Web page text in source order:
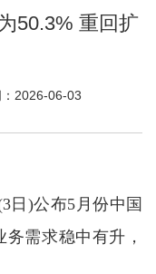
50.3% 重回扩
：2026-06-03
日)公布5月份中国
需求稳中有升，